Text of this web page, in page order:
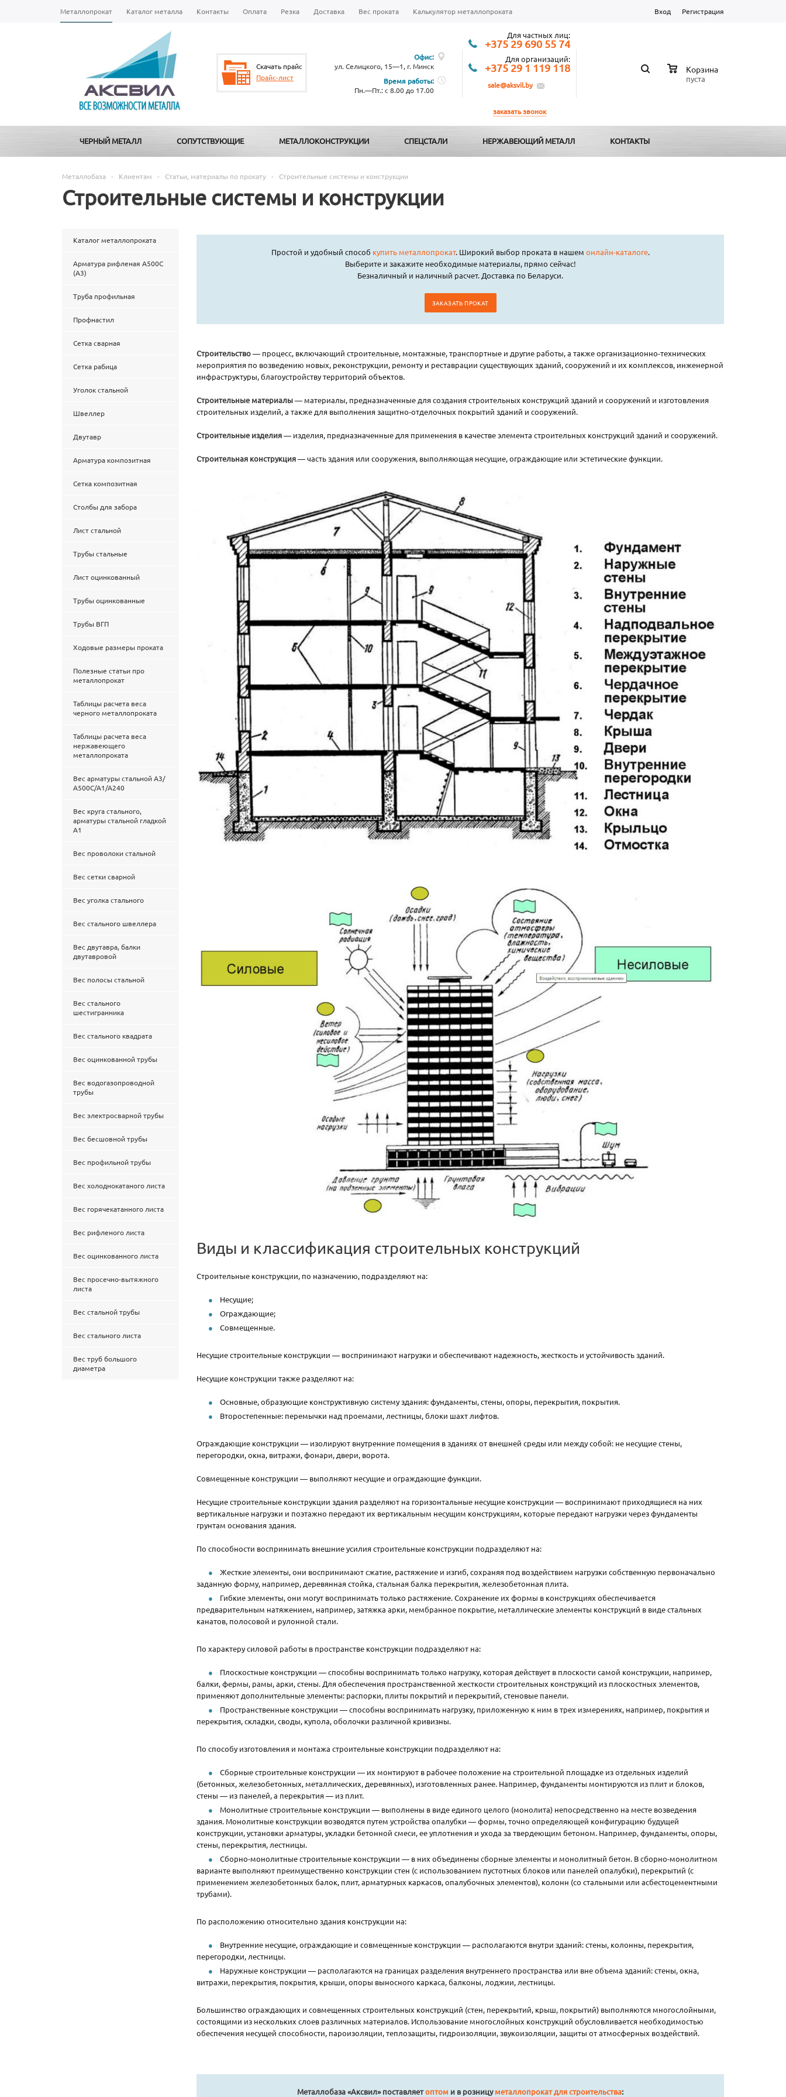
Металлопрокат Каталог металла Контакты Оплата Резка Доставка Вес проката Калькулятор металлопроката Вход Регистрация
Скачать прайс
Прайс-лист
Офис:
ул. Селицкого, 15—1, г. Минск
Время работы:
Пн.—Пт.: с 8.00 до 17.00
Для частных лиц:
+375 29 690 55 74
Для организаций:
+375 29 1 119 118
sale@aksvil.by
заказать звонок
Корзина
пуста
ЧЕРНЫЙ МЕТАЛЛ СОПУТСТВУЮЩИЕ МЕТАЛЛОКОНСТРУКЦИИ СПЕЦСТАЛИ НЕРЖАВЕЮЩИЙ МЕТАЛЛ КОНТАКТЫ
Металлобаза - Клиентам - Статьи, материалы по прокату - Строительные системы и конструкции
Строительные системы и конструкции
Каталог металлопроката
Арматура рифленая А500С
(А3)
Труба профильная
Профнастил
Сетка сварная
Сетка рабица
Уголок стальной
Швеллер
Двутавр
Арматура композитная
Сетка композитная
Столбы для забора
Лист стальной
Трубы стальные
Лист оцинкованный
Трубы оцинкованные
Трубы ВГП
Ходовые размеры проката
Полезные статьи про
металлопрокат
Таблицы расчета веса
черного металлопроката
Таблицы расчета веса
нержавеющего
металлопроката
Вес арматуры стальной А3/
А500С/А1/А240
Вес круга стального,
арматуры стальной гладкой
А1
Вес проволоки стальной
Вес сетки сварной
Вес уголка стального
Вес стального швеллера
Вес двутавра, балки
двутавровой
Вес полосы стальной
Вес стального
шестигранника
Вес стального квадрата
Вес оцинкованной трубы
Вес водогазопроводной
трубы
Вес электросварной трубы
Вес бесшовной трубы
Вес профильной трубы
Вес холоднокатаного листа
Вес горячекатанного листа
Вес рифленого листа
Вес оцинкованного листа
Вес просечно-вытяжного
листа
Вес стальной трубы
Вес стального листа
Вес труб большого
диаметра
Простой и удобный способ купить металлопрокат. Широкий выбор проката в нашем онлайн-каталоге.
Выберите и закажите необходимые материалы, прямо сейчас!
Безналичный и наличный расчет. Доставка по Беларуси.
ЗАКАЗАТЬ ПРОКАТ
Строительство— процесс, включающий строительные, монтажные, транспортные и другие работы, а также организационно-технических
мероприятия по возведению новых, реконструкции, ремонту и реставрации существующих зданий, сооружений и их комплексов, инженерной
инфраструктуры, благоустройству территорий объектов.
Строительные материалы— материалы, предназначенные для создания строительных конструкций зданий и сооружений и изготовления
строительных изделий, а также для выполнения защитно-отделочных покрытий зданий и сооружений.
Строительные изделия— изделия, предназначенные для применения в качестве элемента строительных конструкций зданий и сооружений.
Строительная конструкция— часть здания или сооружения, выполняющая несущие, ограждающие или эстетические функции.
Виды и классификация строительных конструкций
Строительные конструкции, по назначению, подразделяют на:
Несущие;
Ограждающие;
Совмещенные.
Несущие строительные конструкции — воспринимают нагрузки и обеспечивают надежность, жесткость и устойчивость зданий.
Несущие конструкции также разделяют на:
Основные, образующие конструктивную систему здания: фундаменты, стены, опоры, перекрытия, покрытия.
Второстепенные: перемычки над проемами, лестницы, блоки шахт лифтов.
Ограждающие конструкции — изолируют внутренние помещения в зданиях от внешней среды или между собой: не несущие стены,
перегородки, окна, витражи, фонари, двери, ворота.
Совмещенные конструкции — выполняют несущие и ограждающие функции.
Несущие строительные конструкции здания разделяют на горизонтальные несущие конструкции — воспринимают приходящиеся на них
вертикальные нагрузки и поэтажно передают их вертикальным несущим конструкциям, которые передают нагрузки через фундаменты
грунтам основания здания.
По способности воспринимать внешние усилия строительные конструкции подразделяют на:
Жесткие элементы, они воспринимают сжатие, растяжение и изгиб, сохраняя под воздействием нагрузки собственную первоначально
заданную форму, например, деревянная стойка, стальная балка перекрытия, железобетонная плита.
Гибкие элементы, они могут воспринимать только растяжение. Сохранение их формы в конструкциях обеспечивается
предварительным натяжением, например, затяжка арки, мембранное покрытие, металлические элементы конструкций в виде стальных
канатов, полосовой и рулонной стали.
По характеру силовой работы в пространстве конструкции подразделяют на:
Плоскостные конструкции — способны воспринимать только нагрузку, которая действует в плоскости самой конструкции, например,
балки, фермы, рамы, арки, стены. Для обеспечения пространственной жесткости строительных конструкций из плоскостных элементов,
применяют дополнительные элементы: распорки, плиты покрытий и перекрытий, стеновые панели.
Пространственные конструкции — способны воспринимать нагрузку, приложенную к ним в трех измерениях, например, покрытия и
перекрытия, складки, своды, купола, оболочки различной кривизны.
По способу изготовления и монтажа строительные конструкции подразделяют на:
Сборные строительные конструкции — их монтируют в рабочее положение на строительной площадке из отдельных изделий
(бетонных, железобетонных, металлических, деревянных), изготовленных ранее. Например, фундаменты монтируются из плит и блоков,
стены — из панелей, а перекрытия — из плит.
Монолитные строительные конструкции — выполнены в виде единого целого (монолита) непосредственно на месте возведения
здания. Монолитные конструкции возводятся путем устройства опалубки — формы, точно определяющей конфигурацию будущей
конструкции, установки арматуры, укладки бетонной смеси, ее уплотнения и ухода за твердеющим бетоном. Например, фундаменты, опоры,
стены, перекрытия, лестницы.
Сборно-монолитные строительные конструкции — в них объединены сборные элементы и монолитный бетон. В сборно-монолитном
варианте выполняют преимущественно конструкции стен (с использованием пустотных блоков или панелей опалубки), перекрытий (с
применением железобетонных балок, плит, арматурных каркасов, опалубочных элементов), колонн (со стальными или асбестоцементными
трубами).
По расположению относительно здания конструкции на:
Внутренние несущие, ограждающие и совмещенные конструкции — располагаются внутри зданий: стены, колонны, перекрытия,
перегородки, лестницы.
Наружные конструкции — располагаются на границах разделения внутреннего пространства или вне объема зданий: стены, окна,
витражи, перекрытия, покрытия, крыши, опоры выносного каркаса, балконы, лоджии, лестницы.
Большинство ограждающих и совмещенных строительных конструкций (стен, перекрытий, крыш, покрытий) выполняются многослойными,
состоящими из нескольких слоев различных материалов. Использование многослойных конструкций обусловливается необходимостью
обеспечения несущей способности, пароизоляции, теплозащиты, гидроизоляции, звукоизоляции, защиты от атмосферных воздействий.
Металлобаза «Аксвил» поставляетоптом и в розницуметаллопрокат для строительства: